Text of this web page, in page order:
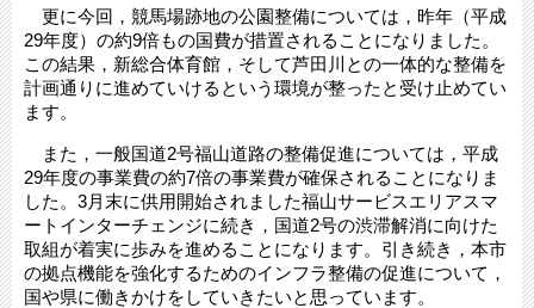
更に今回，競馬場跡地の公園整備については，昨年（平成
29年度）の約9倍もの国費が措置されることになりました。
この結果，新総合体育館，そして芦田川との一体的な整備を
計画通りに進めていけるという環境が整ったと受け止めてい
ます。
また，一般国道2号福山道路の整備促進については，平成
29年度の事業費の約7倍の事業費が確保されることになりま
した。3月末に供用開始されました福山サービスエリアスマ
ートインターチェンジに続き，国道2号の渋滞解消に向けた
取組が着実に歩みを進めることになります。引き続き，本市
の拠点機能を強化するためのインフラ整備の促進について，
国や県に働きかけをしていきたいと思っています。